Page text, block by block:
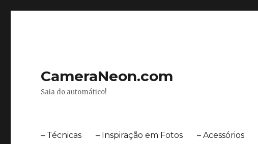
CameraNeon.com
Saia do automático!
– Técnicas – Inspiração em Fotos – Acessórios